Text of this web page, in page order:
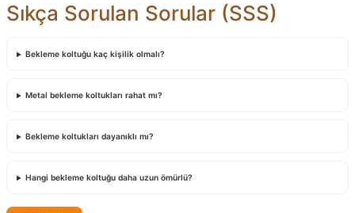
Sıkça Sorulan Sorular (SSS)
Bekleme koltuğu kaç kişilik olmalı?
Metal bekleme koltukları rahat mı?
Bekleme koltukları dayanıklı mı?
Hangi bekleme koltuğu daha uzun ömürlü?